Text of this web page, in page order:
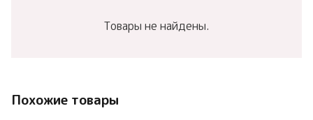
Товары не найдены.
Похожие товары